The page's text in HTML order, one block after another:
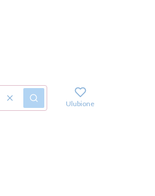
WyczyśćSzukaj Ulubione